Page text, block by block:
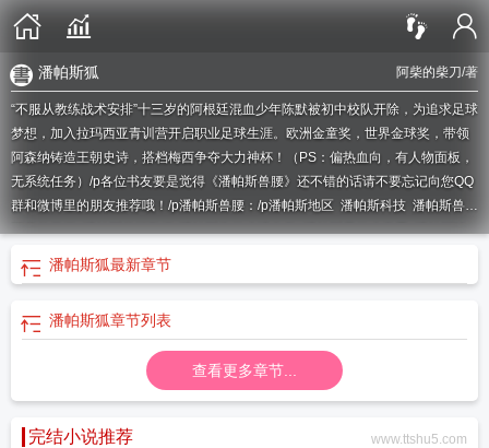
阿柴的柴刀/著
潘帕斯狐
“不服从教练战术安排”十三岁的阿根廷混血少年陈默被初中校队开除，为追求足球
梦想，加入拉玛西亚青训营开启职业足球生涯。欧洲金童奖，世界金球奖，带领
阿森纳铸造王朝史诗，搭档梅西争夺大力神杯！（PS：偏热血向，有人物面板，
无系统任务）/p各位书友要是觉得《潘帕斯兽腰》还不错的话请不要忘记向您QQ
群和微博里的朋友推荐哦！/p潘帕斯兽腰：/p潘帕斯地区 潘帕斯科技 潘帕斯兽腰
阿柴的柴刀潘帕斯兽腰TXT潘帕斯为什么没有鸟潘帕斯是什么意思潘帕斯法
师如何分辨潘帕斯没有雪
子 潘帕斯 法师
猫潘帕斯兽腰免费阅读潘帕斯法师状态图
潘帕斯狐潘帕斯战神潘帕斯草原图潘帕斯法师怎么养
潘帕斯之王
潘帕斯狐最新章节
潘帕斯狐章节列表
查看更多章节...
完结小说推荐 www.ttshu5.com